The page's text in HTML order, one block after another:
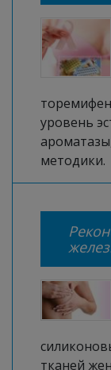
уровень
методики.
тканей